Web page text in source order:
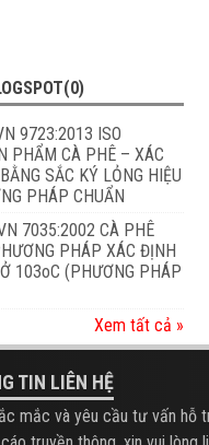
9723:2013 ISO
PHẨM CÀ PHÊ – XÁC
SẮC KÝ LỎNG HIỆU
PHÁP CHUẨN
7035:2002 CÀ PHÊ
PHÁP XÁC ĐỊNH
103oC (PHƯƠNG PHÁP
Xem tất cả »
TIN LIÊN HỆ
mắc và yêu cầu tư vấn hỗ